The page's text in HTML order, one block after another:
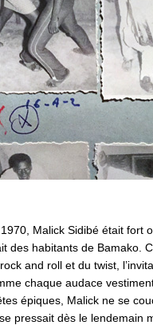
Malick Sidibé était fort
des habitants de Bamako.
and roll et du twist,
chaque audace
épiques, Malick ne se
pressait dès le lendemain